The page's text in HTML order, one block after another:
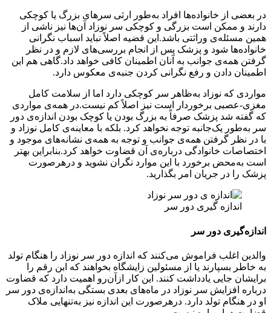
در بعضی از خانواده‌ها افراد به‌طور ارثی سرهای بزرگ یا کوچکی
دارند و ممکن است بزرگی و کوچکی سر نوزاد آن‌ها نیز ناشی از
همین مسئله‌ی وراثتی باشد.این قضیه اصلاً نباید اسباب نگرانی
خانواده‌ها شود و پزشک پس از انجام بررسی‌های لازم و در نظر
گرفتن همه‌ی جوانب به آنان اطمینان کافی خواهد داد.گاهی هم این
اطمینان دادن و رفع نگرانی کردن جنبه‌ی معکوس دارد.
مواردی که نوزاد به‌ظاهر سر کوچکی دارد اما از سلامت کامل
مغزی-عصبی برخوردار است نیز اصلاً کم نیست.در همه‌ی مواردی
که گفته شد پزشک صرفاً به بزرگ بودن یا کوچک بودن اندازه‌ی دور
سر به‌طور یک‌جانبه توجه نخواهد کرد. بلکه با معاینه‌ی کامل نوزاد و
با در نظر گرفتن همه‌ی جوانب و توجه به همه‌ی نشانه‌های موجود و
اختصاصات خانوادگی درباره‌ی آن قضاوت خواهد کرد.بنابراین بهتر
است به‌محض برخورد با این موارد نگران نشوید و درهرصورت
پزشک را در جریان امر بگذارید.
اندازه گیری دور سر
اندازه‌گیری دور سر
والدین اغلب فراموش می‌کنند که اندازه دور سر نوزاد را هنگام تولد
به خاطر بسپارند یا از مسئولین زایشگاه بخواهند که ابن رقم را
برایشان جایی یادداشت کنند. این کار ازآن‌رو اهمیت دارد که قضاوت
درباره افزایش سر نوزاد در ماه‌های بعدی بستگی به‌اندازه‌ی دور سر
او در هنگام تولد دارد. درهرصورت این اندازه نیز به‌تنهایی ملاک